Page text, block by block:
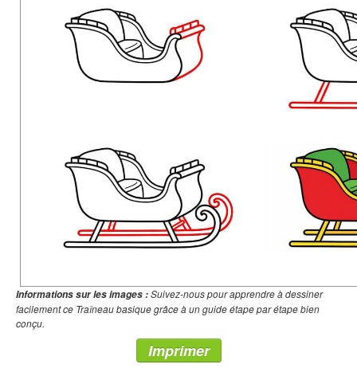
Informations sur les images :Suivez-nous pour apprendre à dessiner
facilement ce Traîneau basique grâce à un guide étape par étape bien
conçu.
Imprimer